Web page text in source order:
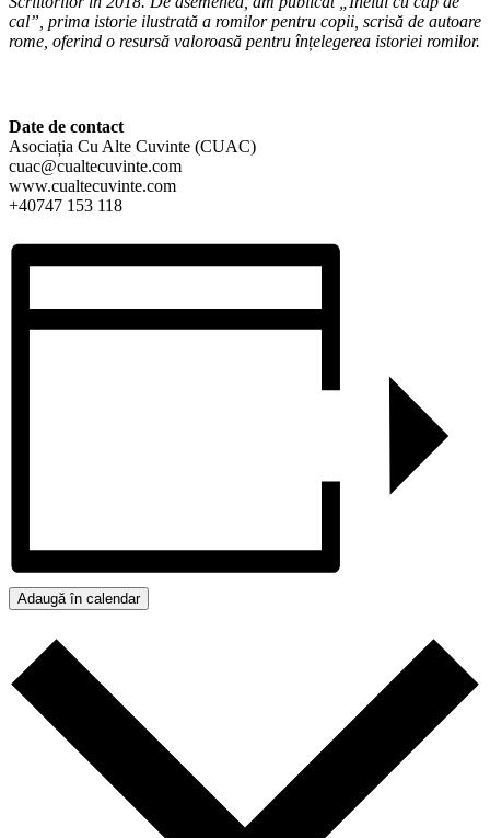
cal”, prima istorie ilustrată a romilor pentru copii, scrisă de autoare
rome, oferind o resursă valoroasă pentru înțelegerea istoriei romilor.
Date de contact
Asociația Cu Alte Cuvinte (CUAC)
cuac@cualtecuvinte.com
www.cualtecuvinte.com
+40747 153 118
Adaugă în calendar